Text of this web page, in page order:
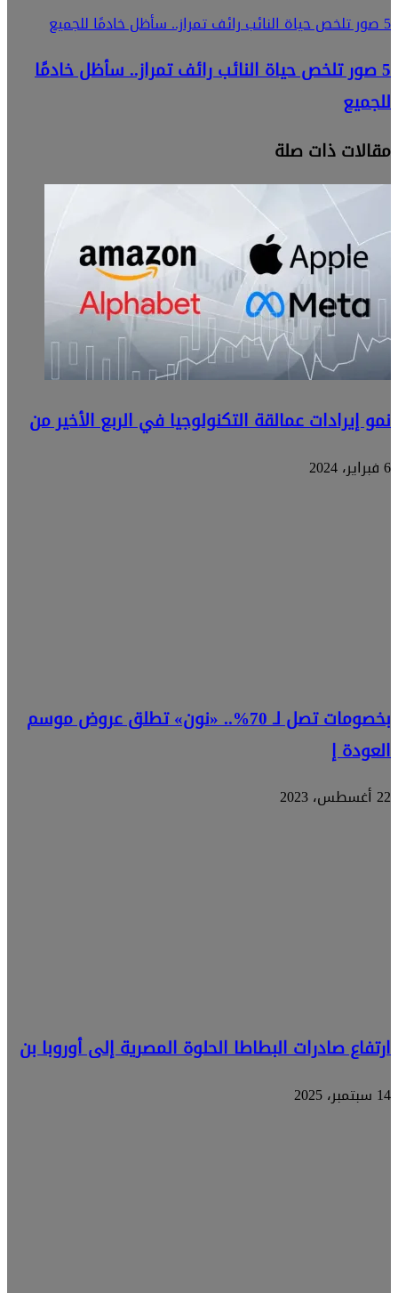
5 صور تلخص حياة النائب رائف تمراز.. سأظل خادمًا للجميع
5 صور تلخص حياة النائب رائف تمراز.. سأظل خادمًا
للجميع
مقالات ذات صلة
نمو إيرادات عمالقة التكنولوجيا في الربع الأخير من
6 فبراير، 2024
بخصومات تصل لـ 70%.. «نون» تطلق عروض موسم
العودة إ
22 أغسطس، 2023
ارتفاع صادرات البطاطا الحلوة المصرية إلى أوروبا بن
14 سبتمبر، 2025